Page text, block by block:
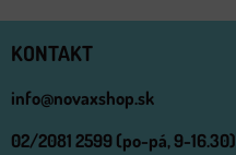
KONTAKT
info@novaxshop.sk
02/2081 2599 (po-pá, 9-16.30)